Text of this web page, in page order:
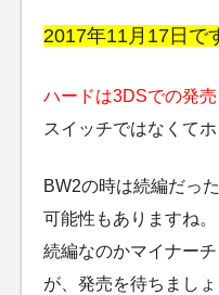
2017年11月17日で
ハードは3DSでの発売
スイッチではなくて
BW2の時は続編だっ
可能性もありますね。
続編なのかマイナー
が、発売を待ちましょ